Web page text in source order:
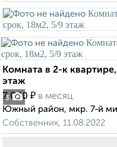
3
Комната в 2-к
этаж
7 000 ₽ в месяц
Южный район, мкр. 7-й
Собственник, 11.08.2022